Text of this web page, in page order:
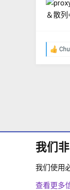
反
我们
我们使用
查看更多